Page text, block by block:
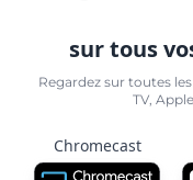
sur tous
Regardez sur toutes
TV,
Chromecast